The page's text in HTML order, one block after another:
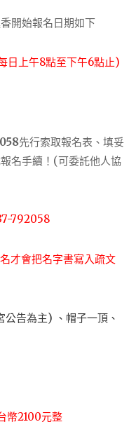
開始報名日期如下
日上午8點至下午6點止)
先行索取報名表、填妥
名手續！(可委託他人協
792058
才會把名字書寫入疏文
告為主) 、帽子一頂、
幣2100元整